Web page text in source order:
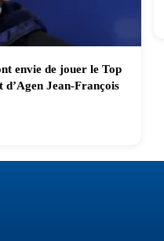
envie de jouer le Top
d’Agen Jean-François